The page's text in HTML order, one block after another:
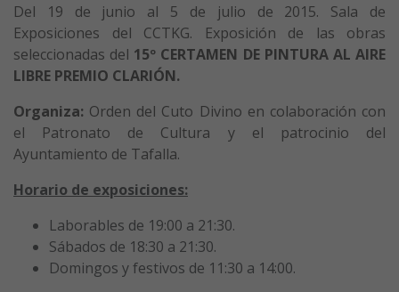
Del 19 de junio al 5 de julio de 2015. Sala de
Exposiciones del CCTKG. Exposición de las obras
seleccionadas del 15º CERTAMEN DE PINTURA AL AIRE
LIBRE PREMIO CLARIÓN.
Organiza: Orden del Cuto Divino en colaboración con
el Patronato de Cultura y el patrocinio del
Ayuntamiento de Tafalla.
Horario de exposiciones:
Laborables de 19:00 a 21:30.
Sábados de 18:30 a 21:30.
Domingos y festivos de 11:30 a 14:00.